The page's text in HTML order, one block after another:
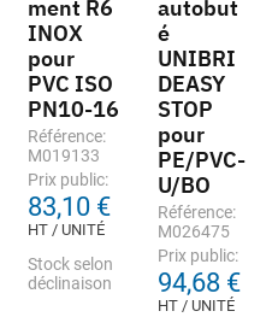
ment R6
INOX
pour
PVC ISO
PN10-16
Référence:
M019133
Prix public:
83,10 €
HT / UNITÉ
Stock selon
déclinaison
autobut
é
UNIBRI
DEASY
STOP
pour
PE/PVC-
U/BO
Référence:
M026475
Prix public:
94,68 €
HT / UNITÉ